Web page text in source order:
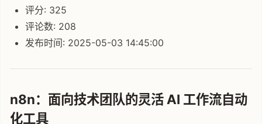
评分: 325
评论数: 208
发布时间: 2025-05-03 14:45:00
n8n：面向技术团队的灵活 AI 工作流自动
化工具